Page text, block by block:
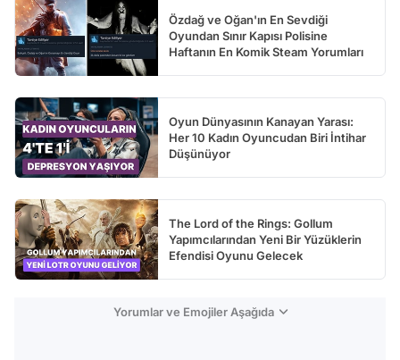
Özdağ ve Oğan'ın En Sevdiği
Oyundan Sınır Kapısı Polisine
Haftanın En Komik Steam Yorumları
Oyun Dünyasının Kanayan Yarası:
Her 10 Kadın Oyuncudan Biri İntihar
Düşünüyor
The Lord of the Rings: Gollum
Yapımcılarından Yeni Bir Yüzüklerin
Efendisi Oyunu Gelecek
Yorumlar ve Emojiler Aşağıda